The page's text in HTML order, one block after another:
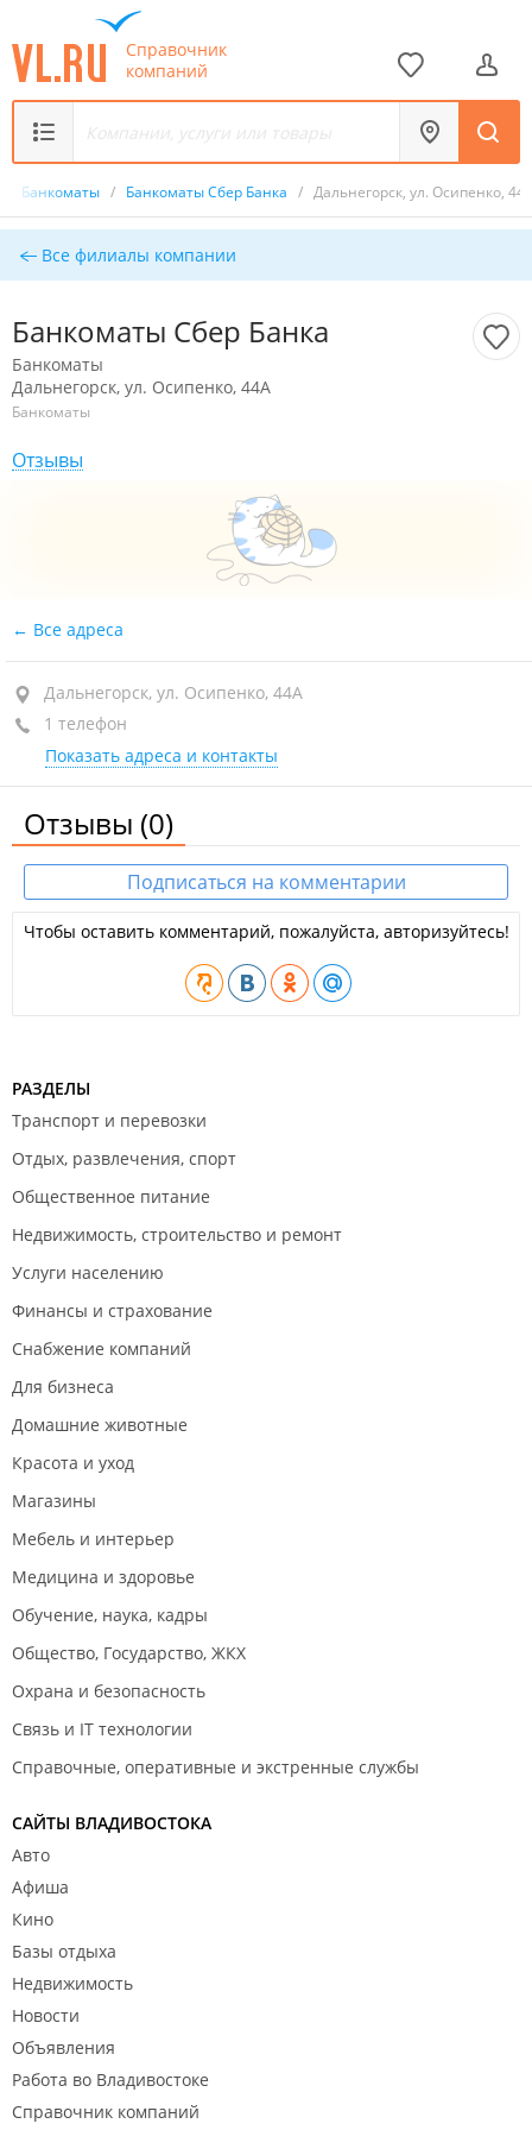
Справочник
компаний
Банкоматы / Банкоматы Сбер Банка / Дальнегорск, ул. Осипенко,
Все филиалы компании
Банкоматы Сбер Банка
Банкоматы
Дальнегорск, ул. Осипенко, 44А
Банкоматы
Отзывы
Все адреса
Дальнегорск, ул. Осипенко, 44А
1 телефон
Показать адреса и контакты
Отзывы (0)
Подписаться на комментарии
Чтобы оставить комментарий, пожалуйста, авторизуйтесь!
РАЗДЕЛЫ
Транспорт и перевозки
Отдых, развлечения, спорт
Общественное питание
Недвижимость, строительство и ремонт
Услуги населению
Финансы и страхование
Снабжение компаний
Для бизнеса
Домашние животные
Красота и уход
Магазины
Мебель и интерьер
Медицина и здоровье
Обучение, наука, кадры
Общество, Государство, ЖКХ
Охрана и безопасность
Связь и IT технологии
Справочные, оперативные и экстренные службы
САЙТЫ ВЛАДИВОСТОКА
Авто
Афиша
Кино
Базы отдыха
Недвижимость
Новости
Объявления
Работа во Владивостоке
Справочник компаний